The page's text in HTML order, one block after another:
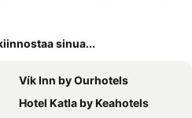
sinua...
Vík Inn by Ourhotels
Hotel Katla by Keahotels